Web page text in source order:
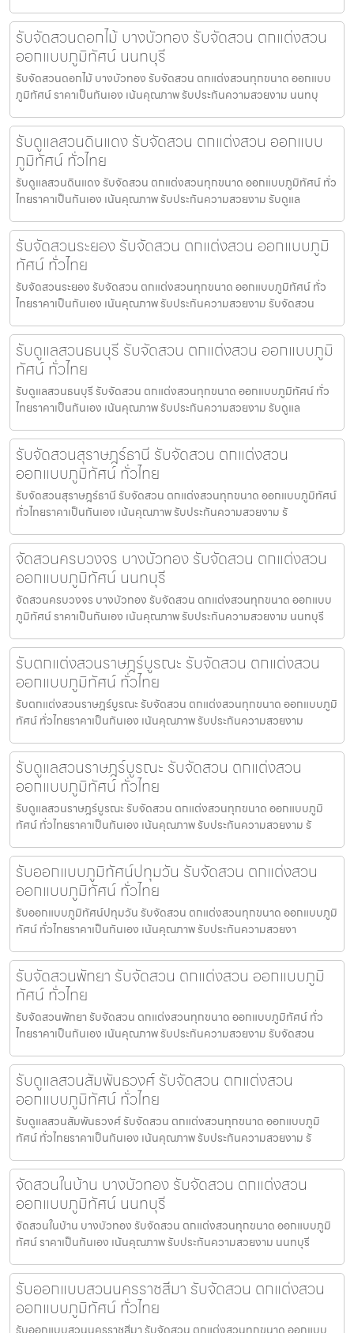
รับจัดสวนดอกไม้ บางบัวทอง รับจัดสวน ตกแต่งสวน
ออกแบบภูมิทัศน์ นนทบุรี
รับจัดสวนดอกไม้ บางบัวทอง รับจัดสวน ตกแต่งสวนทุกขนาด ออกแบบ
ภูมิทัศน์ ราคาเป็นกันเอง เน้นคุณภาพ รับประกันความสวยงาม นนทบุ
รับดูแลสวนดินแดง รับจัดสวน ตกแต่งสวน ออกแบบ
ภูมิทัศน์ ทั่วไทย
รับดูแลสวนดินแดง รับจัดสวน ตกแต่งสวนทุกขนาด ออกแบบภูมิทัศน์ ทั่ว
ไทยราคาเป็นกันเอง เน้นคุณภาพ รับประกันความสวยงาม รับดูแล
รับจัดสวนระยอง รับจัดสวน ตกแต่งสวน ออกแบบภูมิ
ทัศน์ ทั่วไทย
รับจัดสวนระยอง รับจัดสวน ตกแต่งสวนทุกขนาด ออกแบบภูมิทัศน์ ทั่ว
ไทยราคาเป็นกันเอง เน้นคุณภาพ รับประกันความสวยงาม รับจัดสวน
รับดูแลสวนธนบุรี รับจัดสวน ตกแต่งสวน ออกแบบภูมิ
ทัศน์ ทั่วไทย
รับดูแลสวนธนบุรี รับจัดสวน ตกแต่งสวนทุกขนาด ออกแบบภูมิทัศน์ ทั่ว
ไทยราคาเป็นกันเอง เน้นคุณภาพ รับประกันความสวยงาม รับดูแล
รับจัดสวนสุราษฎร์ธานี รับจัดสวน ตกแต่งสวน
ออกแบบภูมิทัศน์ ทั่วไทย
รับจัดสวนสุราษฎร์ธานี รับจัดสวน ตกแต่งสวนทุกขนาด ออกแบบภูมิทัศน์
ทั่วไทยราคาเป็นกันเอง เน้นคุณภาพ รับประกันความสวยงาม รั
จัดสวนครบวงจร บางบัวทอง รับจัดสวน ตกแต่งสวน
ออกแบบภูมิทัศน์ นนทบุรี
จัดสวนครบวงจร บางบัวทอง รับจัดสวน ตกแต่งสวนทุกขนาด ออกแบบ
ภูมิทัศน์ ราคาเป็นกันเอง เน้นคุณภาพ รับประกันความสวยงาม นนทบุรี
รับตกแต่งสวนราษฎร์บูรณะ รับจัดสวน ตกแต่งสวน
ออกแบบภูมิทัศน์ ทั่วไทย
รับตกแต่งสวนราษฎร์บูรณะ รับจัดสวน ตกแต่งสวนทุกขนาด ออกแบบภูมิ
ทัศน์ ทั่วไทยราคาเป็นกันเอง เน้นคุณภาพ รับประกันความสวยงาม
รับดูแลสวนราษฎร์บูรณะ รับจัดสวน ตกแต่งสวน
ออกแบบภูมิทัศน์ ทั่วไทย
รับดูแลสวนราษฎร์บูรณะ รับจัดสวน ตกแต่งสวนทุกขนาด ออกแบบภูมิ
ทัศน์ ทั่วไทยราคาเป็นกันเอง เน้นคุณภาพ รับประกันความสวยงาม รั
รับออกแบบภูมิทัศน์ปทุมวัน รับจัดสวน ตกแต่งสวน
ออกแบบภูมิทัศน์ ทั่วไทย
รับออกแบบภูมิทัศน์ปทุมวัน รับจัดสวน ตกแต่งสวนทุกขนาด ออกแบบภูมิ
ทัศน์ ทั่วไทยราคาเป็นกันเอง เน้นคุณภาพ รับประกันความสวยงา
รับจัดสวนพัทยา รับจัดสวน ตกแต่งสวน ออกแบบภูมิ
ทัศน์ ทั่วไทย
รับจัดสวนพัทยา รับจัดสวน ตกแต่งสวนทุกขนาด ออกแบบภูมิทัศน์ ทั่ว
ไทยราคาเป็นกันเอง เน้นคุณภาพ รับประกันความสวยงาม รับจัดสวน
รับดูแลสวนสัมพันธวงศ์ รับจัดสวน ตกแต่งสวน
ออกแบบภูมิทัศน์ ทั่วไทย
รับดูแลสวนสัมพันธวงศ์ รับจัดสวน ตกแต่งสวนทุกขนาด ออกแบบภูมิ
ทัศน์ ทั่วไทยราคาเป็นกันเอง เน้นคุณภาพ รับประกันความสวยงาม รั
จัดสวนในบ้าน บางบัวทอง รับจัดสวน ตกแต่งสวน
ออกแบบภูมิทัศน์ นนทบุรี
จัดสวนในบ้าน บางบัวทอง รับจัดสวน ตกแต่งสวนทุกขนาด ออกแบบภูมิ
ทัศน์ ราคาเป็นกันเอง เน้นคุณภาพ รับประกันความสวยงาม นนทบุรี
รับออกแบบสวนนครราชสีมา รับจัดสวน ตกแต่งสวน
ออกแบบภูมิทัศน์ ทั่วไทย